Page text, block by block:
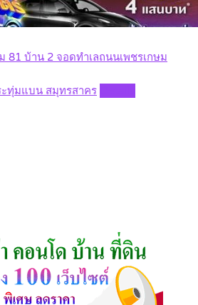
81 บ้าน 2 จอดทำเลถนนเพชรเกษม
ะทุ่มแบน สมุทรสาคร